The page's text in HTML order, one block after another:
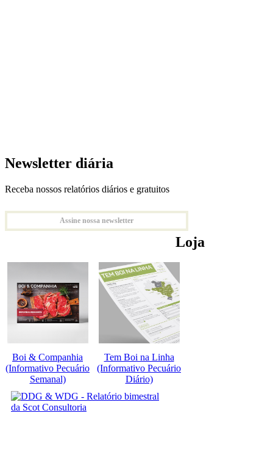
Newsletter diária
Receba nossos relatórios diários e gratuitos
Assine nossa newsletter
Loja
Boi & Companhia
(Informativo Pecuário
Semanal)
Tem Boi na Linha
(Informativo Pecuário
Diário)